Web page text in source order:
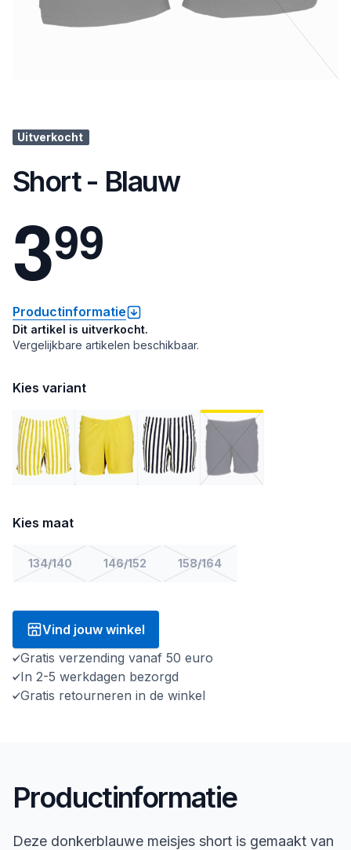
Uitverkocht
Short - Blauw
399
Productinformatie
Dit artikel is uitverkocht.
Vergelijkbare artikelen beschikbaar.
Kies variant
Kies maat
134/140 146/152 158/164
Vind jouw winkel
Gratis verzending vanaf 50 euro
In 2-5 werkdagen bezorgd
Gratis retourneren in de winkel
Productinformatie
Deze donkerblauwe meisjes short is gemaakt van